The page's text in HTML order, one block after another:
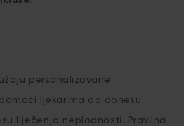
personalizovane
ljekarima da donesu
liječenja neplodnosti. Pravilna